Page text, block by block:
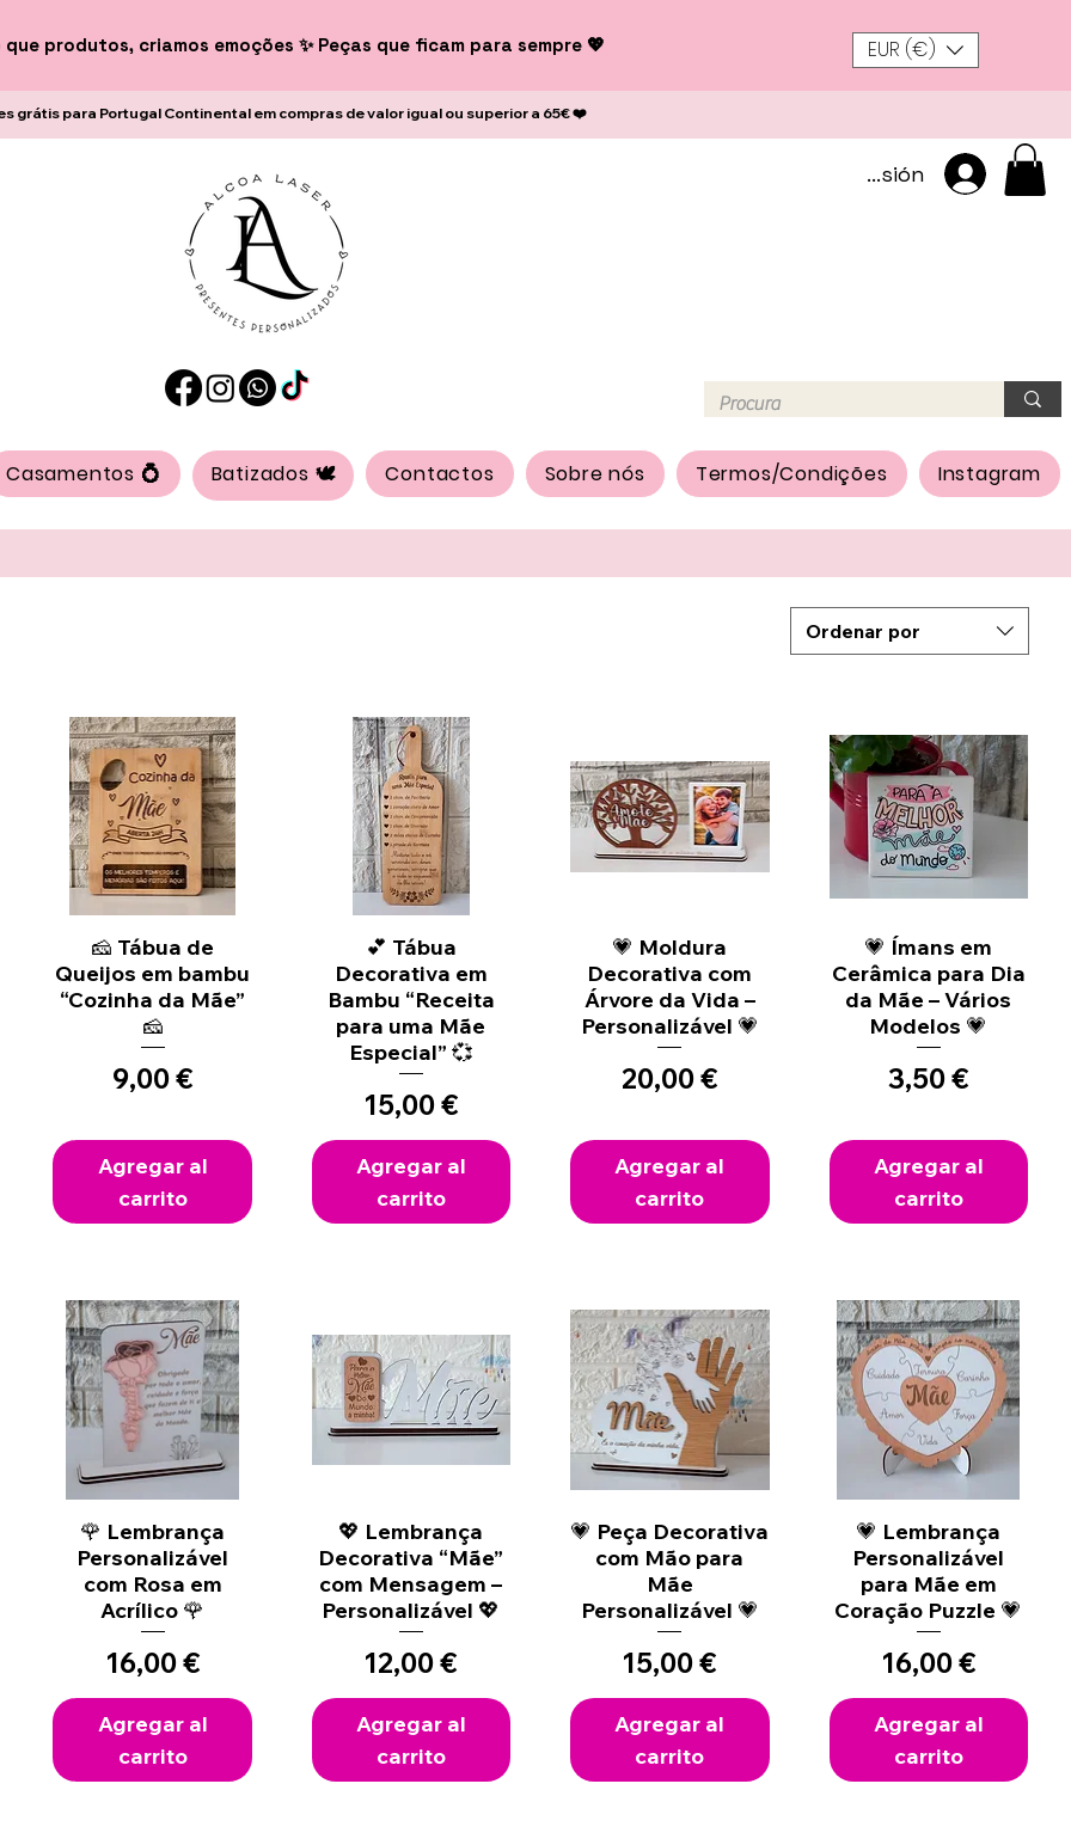
que produtos, criamos emoções ✨ Peças que ficam para sempre 💖 EUR (€)
grátis para Portugal Continental em compras de valor igual ou superior a 65€ ❤️
Iniciar sesión
Casamentos 💍 Batizados 🕊️ Contactos Sobre nós Termos/Condições Instagram
Ordenar por
Vista rápida
🧀 Tábua de
Queijos em bambu
“Cozinha da Mãe”
🧀
Precio
9,00 €
Agregar al
carrito
Vista rápida
💕 Tábua
Decorativa em
Bambu “Receita
para uma Mãe
Especial” 💞
Precio
15,00 €
Agregar al
carrito
Vista rápida
💗 Moldura
Decorativa com
Árvore da Vida –
Personalizável 💗
Precio
20,00 €
Agregar al
carrito
Vista rápida
💗 Ímans em
Cerâmica para Dia
da Mãe – Vários
Modelos 💗
Precio
3,50 €
Agregar al
carrito
Vista rápida
🌹 Lembrança
Personalizável
com Rosa em
Acrílico 🌹
Precio
16,00 €
Agregar al
carrito
Vista rápida
💖 Lembrança
Decorativa “Mãe”
com Mensagem –
Personalizável 💖
Precio
12,00 €
Agregar al
carrito
Vista rápida
💗 Peça Decorativa
com Mão para
Mãe
Personalizável 💗
Precio
15,00 €
Agregar al
carrito
Vista rápida
💗 Lembrança
Personalizável
para Mãe em
Coração Puzzle 💗
Precio
16,00 €
Agregar al
carrito